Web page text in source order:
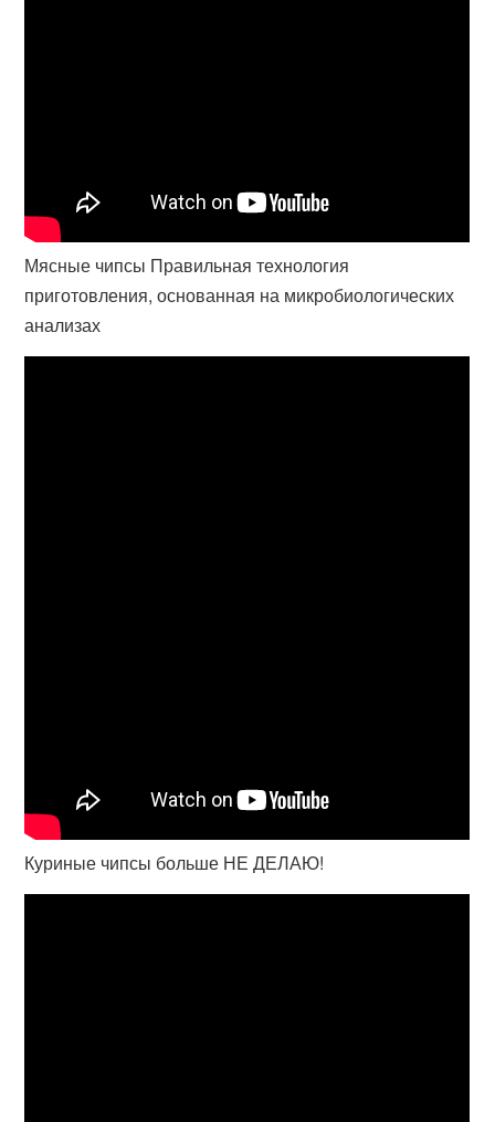
Мясные чипсы Правильная технология
приготовления, основанная на микробиологических
анализах
Куриные чипсы больше НЕ ДЕЛАЮ!